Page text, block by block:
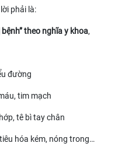
phải là:
bệnh” theo nghĩa y khoa,
đường
tim mạch
tê bì tay chân
hóa kém, nóng trong…